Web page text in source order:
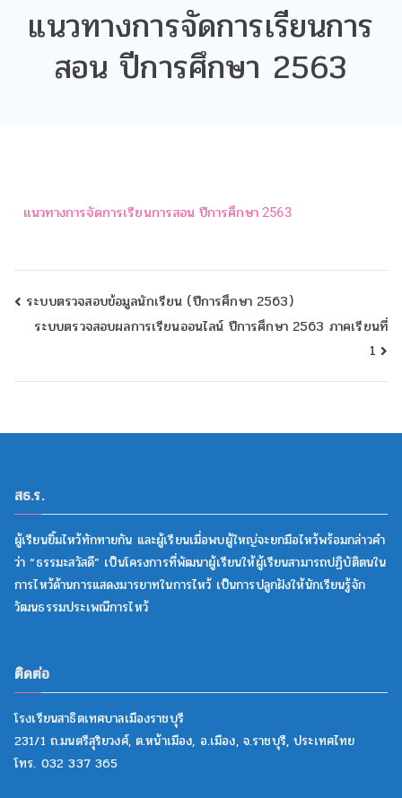
แนวทางการจัดการเรียนการ
สอน ปีการศึกษา 2563
แนวทางการจัดการเรียนการสอน ปีการศึกษา 2563
ระบบตรวจสอบข้อมูลนักเรียน (ปีการศึกษา 2563)
ระบบตรวจสอบผลการเรียนออนไลน์ ปีการศึกษา 2563 ภาคเรียนที่
1
สธ.ร.
ผู้เรียนยิ้มไหว้ทักทายกัน และผู้เรียนเมื่อพบผู้ใหญ่จะยกมือไหว้พร้อมกล่าวคำ
ว่า “ธรรมะสวัสดี” เป็นโครงการที่พัฒนาผู้เรียนให้ผู้เรียนสามารถปฏิบัติตนใน
การไหว้ด้านการแสดงมารยาทในการไหว้ เป็นการปลูกฝังให้นักเรียนรู้จัก
วัฒนธรรมประเพณีการไหว้
ติดต่อ
โรงเรียนสาธิตเทศบาลเมืองราชบุรี
231/1 ถ.มนตรีสุริยวงศ์, ต.หน้าเมือง, อ.เมือง, จ.ราชบุรี, ประเทศไทย
โทร. 032 337 365